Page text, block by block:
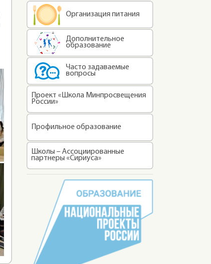
Организация питания
Дополнительное
образование
Часто задаваемые
вопросы
Проект «Школа Минпросвещения
России»
Профильное образование
Школы – Ассоциированные
партнеры «Сириуса»